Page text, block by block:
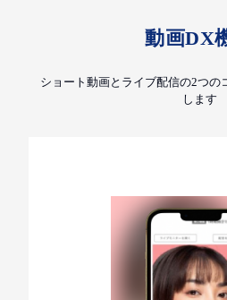
動画DX
ショート動画とライブ配信の2つの
します